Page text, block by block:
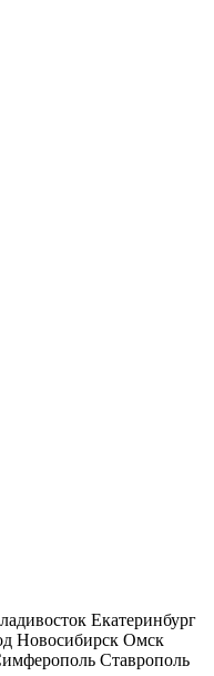
Екатеринбург
Новосибирск Омск
Ставрополь